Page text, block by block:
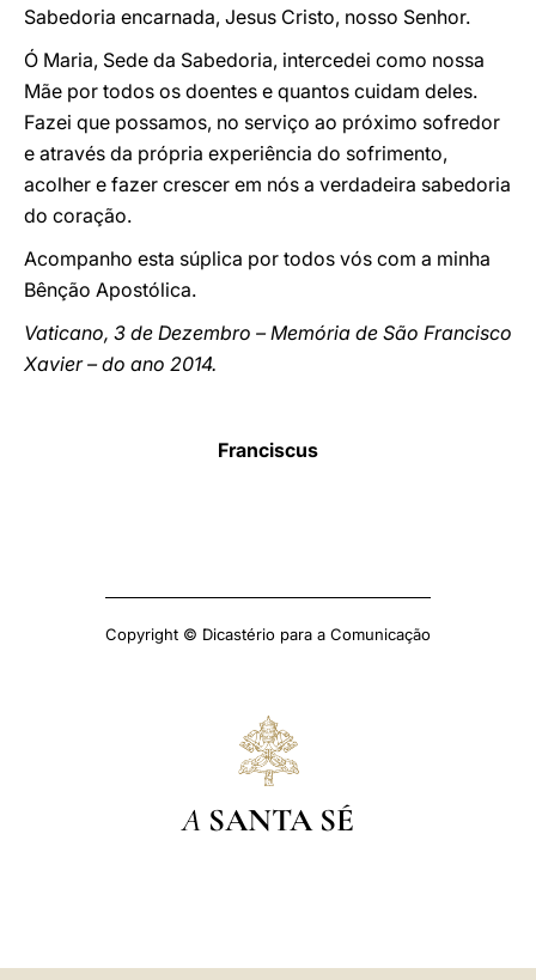
Sabedoria encarnada, Jesus Cristo, nosso Senhor.
Ó Maria, Sede da Sabedoria, intercedei como nossa
Mãe por todos os doentes e quantos cuidam deles.
Fazei que possamos, no serviço ao próximo sofredor
e através da própria experiência do sofrimento,
acolher e fazer crescer em nós a verdadeira sabedoria
do coração.
Acompanho esta súplica por todos vós com a minha
Bênção Apostólica.
Vaticano, 3 de Dezembro – Memória de São Francisco
Xavier – do ano 2014.
Franciscus
Copyright © Dicastério para a Comunicação
A SANTA SÉ